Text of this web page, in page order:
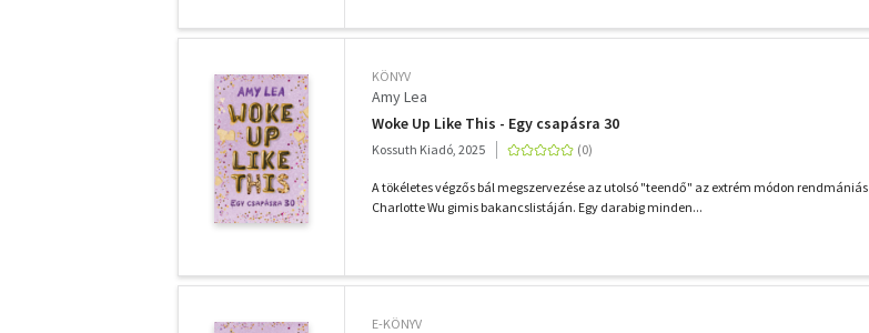
KÖNYV
Amy Lea
Woke Up Like This - Egy csapásra 30
Kossuth Kiadó, 2025
A tökéletes végzős bál megszervezése az utolsó "teendő" az extrém módon rendmániás
Charlotte Wu gimis bakancslistáján. Egy darabig minden...
E-KÖNYV